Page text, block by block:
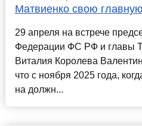
Матвиенко свою
29 апреля на встрече
Федерации ФС РФ и главы
Виталия Королева
что с ноября 2025 года,
на должн...